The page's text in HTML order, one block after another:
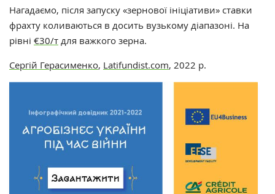
Нагадаємо, після запуску «зернової ініціативи» ставки
фрахту коливаються в досить вузькому діапазоні. На
рівні €30/т для важкого зерна.
Сергій Герасименко, Latifundist.com, 2022 р.